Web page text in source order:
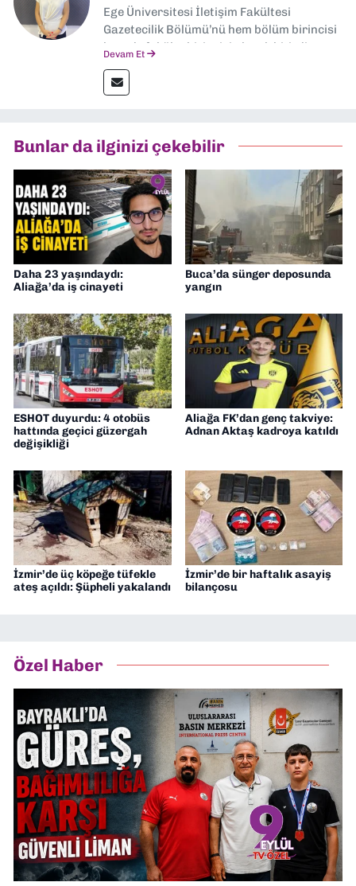
Ege Üniversitesi İletişim Fakültesi
Gazetecilik Bölümü’nü hem bölüm birincisi
hem de fakülte birincisi olarak bitirdim.
İletişim” üzerine yüksek lisans eğitimimi
tamamladım. Halen aynı anabilim dalında
Müdürü” olarak görev almaktayım. Hak
odaklı haberciliğe dair çalışmalar
yapıyorum
Devam Et
Bunlar da ilginizi çekebilir
Daha 23 yaşındaydı:
Aliağa’da iş cinayeti
Buca’da sünger deposunda
yangın
ESHOT duyurdu: 4 otobüs
hattında geçici güzergah
değişikliği
Aliağa FK’dan genç takviye:
Adnan Aktaş kadroya katıldı
İzmir’de üç köpeğe tüfekle
ateş açıldı: Şüpheli yakalandı
İzmir’de bir haftalık asayiş
bilançosu
Özel Haber